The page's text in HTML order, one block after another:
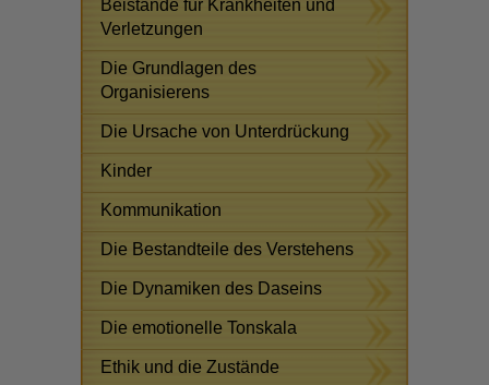
Beistände für Krankheiten und
Verletzungen
Die Grundlagen des
Organisierens
Die Ursache von Unterdrückung
Kinder
Kommunikation
Die Bestandteile des Verstehens
Die Dynamiken des Daseins
Die emotionelle Tonskala
Ethik und die Zustände